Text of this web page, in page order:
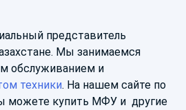
представитель
Мы занимаемся
обслуживанием и
техники. На нашем сайте по
можете купить МФУ и другие